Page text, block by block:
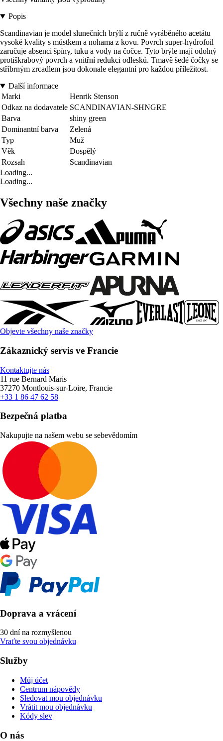
Popis
Scandinavian je model slunečních brýlí z ručně vyráběného acetátu
vysoké kvality s můstkem a nohama z kovu. Povrch super-hydrofoil
zaručuje absenci špíny, tuku a vody na čočce. Tyto brýle mají odolný
protiškrabový povrch a vnitřní redukci odlesků. Tmavě šedé čočky se
stříbrným zrcadlem jsou dokonale elegantní pro každou příležitost.
Další informace
Marki
Henrik Stenson
Odkaz na dodavatele SCANDINAVIAN-SHNGRE
Barva
shiny green
Dominantní barva
Zelená
Typ
Muž
Věk
Dospělý
Rozsah
Scandinavian
Loading...
Loading...
Všechny naše značky
Objevte všechny naše značky
Zákaznický servis ve Francie
Kontaktujte nás
11 rue Bernard Maris
37270 Montlouis-sur-Loire, Francie
+33 1 86 47 62 58
Bezpečná platba
Nakupujte na našem webu se sebevědomím
Doprava a vrácení
30 dní na rozmyšlenou
Vraťte svou objednávku
Služby
Můj účet
Centrum nápovědy
Sledovat mou objednávku
Vrátit mou objednávku
Kódy slev
O nás